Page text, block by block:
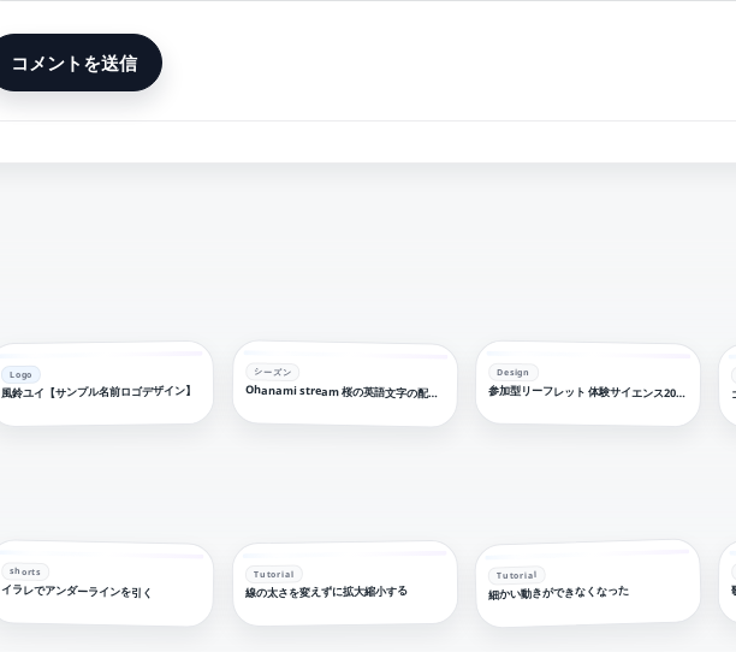
Logo
風鈴ユイ【サンプル名前ロゴデザイン】
シーズン
Ohanami stream 桜の英語文字の配信ロゴ 【フリー素材・サムネ素材】
Design
参加型リーフレット 体験サイエンス2026 リーフレット
shorts
イラレでアンダーラインを引く
Tutorial
線の太さを変えずに拡大縮小する
Tutorial
細かい動きができなくなった